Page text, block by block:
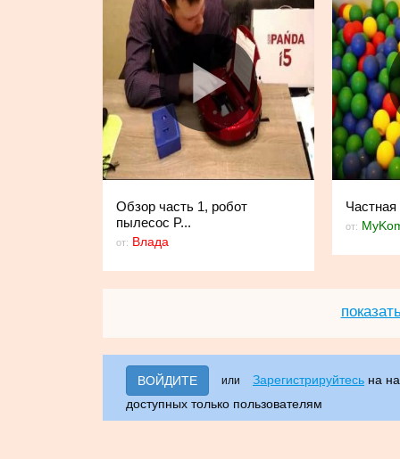
Обзор часть 1, робот
пылесос P...
от: Влада
от:
ВОЙДИТЕ или Зарегистрируйтесь на
доступных только пользователям